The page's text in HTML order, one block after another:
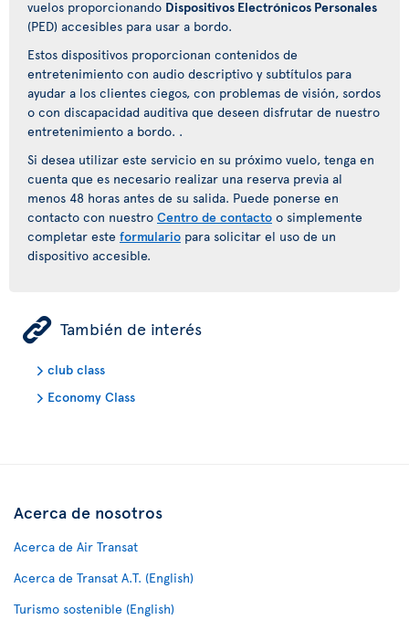
vuelos proporcionando Dispositivos Electrónicos Personales
(PED) accesibles para usar a bordo.
Estos dispositivos proporcionan contenidos de
entretenimiento con audio descriptivo y subtítulos para
ayudar a los clientes ciegos, con problemas de visión, sordos
o con discapacidad auditiva que deseen disfrutar de nuestro
entretenimiento a bordo. .
Si desea utilizar este servicio en su próximo vuelo, tenga en
cuenta que es necesario realizar una reserva previa al
menos 48 horas antes de su salida. Puede ponerse en
contacto con nuestro Centro de contacto o simplemente
completar este formulario para solicitar el uso de un
dispositivo accesible.
ÿ También de interés
club class
Economy Class
Acerca de nosotros
Acerca de Air Transat
Acerca de Transat A.T. (English)
Turismo sostenible (English)